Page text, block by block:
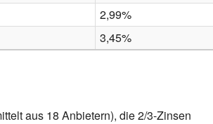
2,99%
3,45%
aus 18 Anbietern), die 2/3-Zinsen